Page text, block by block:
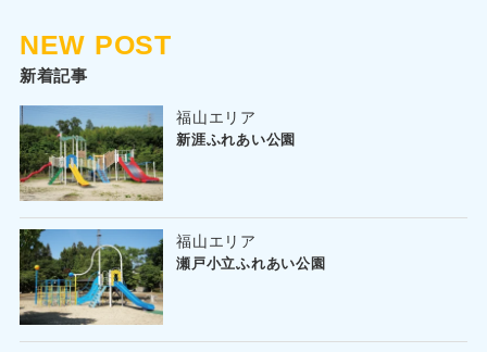
NEW POST
新着記事
福山エリア
新涯ふれあい公園
福山エリア
瀬戸小立ふれあい公園